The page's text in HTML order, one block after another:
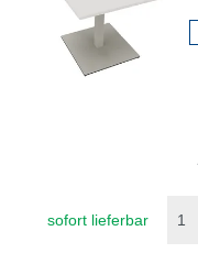
sofort lieferbar